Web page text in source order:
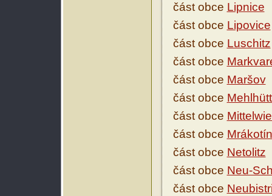
část obce Lipnice
část obce Lipovice
část obce Luschitz
část obce
část obce Maršov
část obce
část obce
část obce Mrákotín
část obce Netolitz
část obce Neu-
část obce